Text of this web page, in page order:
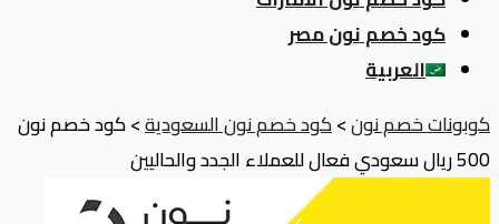
كود خصم نون مصر
العربية
كوبونات خصم نون>كود خصم نون السعودية>كود خصم نون
500 ريال سعودي فعال للعملاء الجدد والحاليين